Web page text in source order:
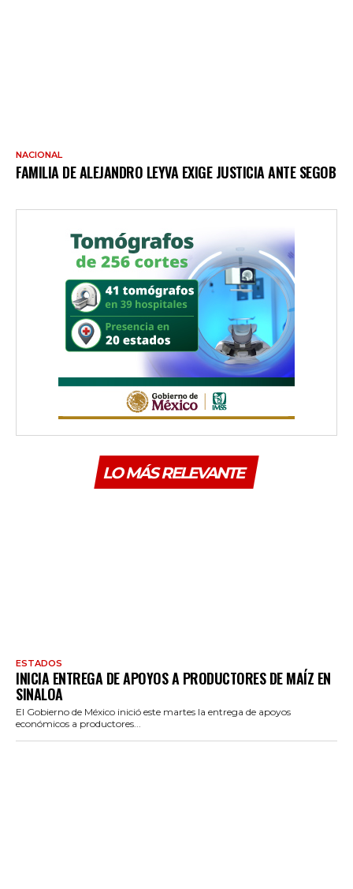
NACIONAL
FAMILIA DE ALEJANDRO LEYVA EXIGE JUSTICIA ANTE SEGOB
LO MÁS RELEVANTE
ESTADOS
INICIA ENTREGA DE APOYOS A PRODUCTORES DE MAÍZ EN
SINALOA
El Gobierno de México inició este martes la entrega de apoyos
económicos a productores...